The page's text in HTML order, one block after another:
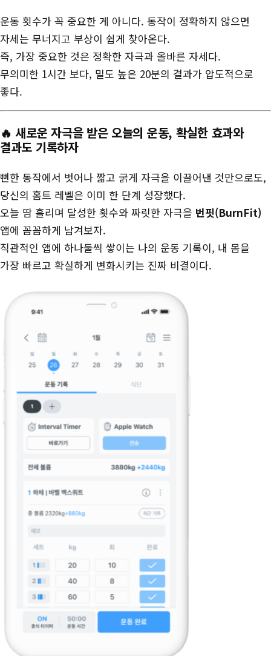
운동 횟수가 꼭 중요한 게 아니다. 동작이 정확하지 않으면
자세는 무너지고 부상이 쉽게 찾아온다.
즉, 가장 중요한 것은 정확한 자극과 올바른 자세다.
무의미한 1시간 보다, 밀도 높은 20분의 결과가 압도적으로
좋다.
🔥 새로운 자극을 받은 오늘의 운동, 확실한 효과와
결과도 기록하자
뻔한 동작에서 벗어나 짧고 굵게 자극을 이끌어낸 것만으로도,
당신의 홈트 레벨은 이미 한 단계 성장했다.
오늘 땀 흘리며 달성한 횟수와 짜릿한 자극을 번핏(BurnFit)
앱에 꼼꼼하게 남겨보자.
직관적인 앱에 하나둘씩 쌓이는 나의 운동 기록이, 내 몸을
가장 빠르고 확실하게 변화시키는 진짜 비결이다.